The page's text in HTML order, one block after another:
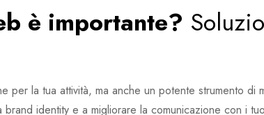
è importante?
per la tua attività, ma anche un potente strumento di
identity e a migliorare la comunicazione con i